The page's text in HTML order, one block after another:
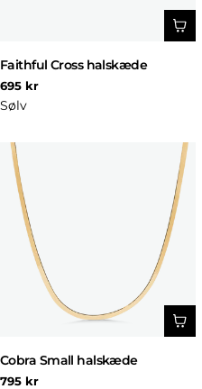
Faithful Cross halskæde
Normal
pris
695 kr
Sølv
Cobra Small halskæde
Normal
795 kr